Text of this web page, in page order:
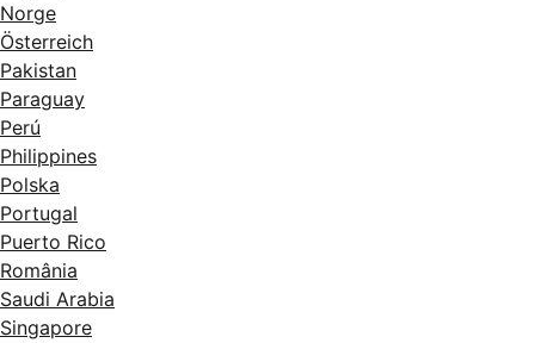
Norge
Österreich
Pakistan
Paraguay
Perú
Philippines
Polska
Portugal
Puerto Rico
România
Saudi Arabia
Singapore